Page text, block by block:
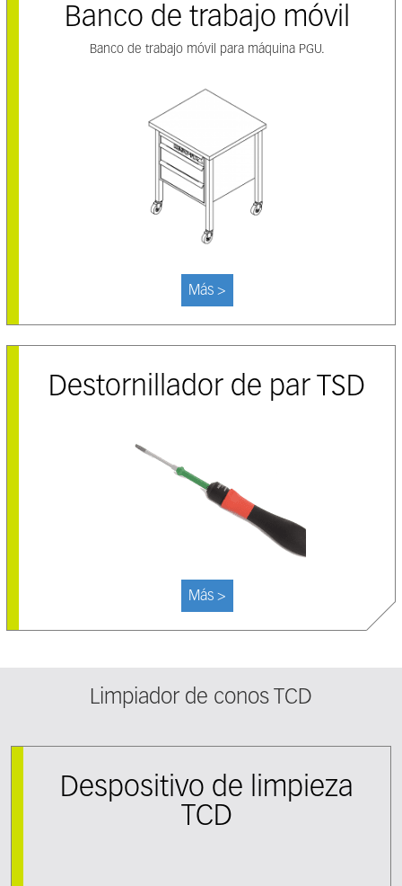
Banco de trabajo móvil
Banco de trabajo móvil para máquina PGU.
Más >
Destornillador de par TSD
Más >
Limpiador de conos TCD
Despositivo de limpieza
TCD